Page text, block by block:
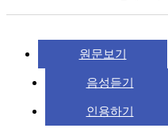
원문보기
음성듣기
인용하기